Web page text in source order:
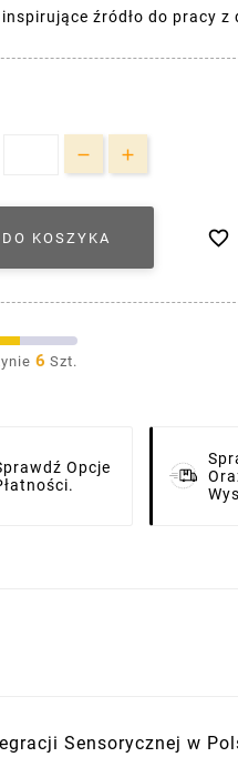
źródło do pracy z
DO KOSZYKA 
6 Szt.
Opcje
Sensorycznej w